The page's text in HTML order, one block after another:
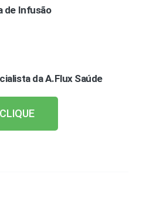
de Infusão
da A.Flux Saúde
CLIQUE